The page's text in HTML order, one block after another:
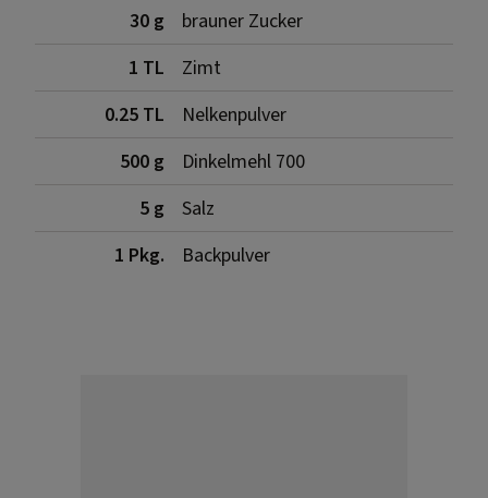
30 g
brauner Zucker
1 TL
Zimt
0.25 TL
Nelkenpulver
500 g
Dinkelmehl 700
5 g
Salz
1 Pkg.
Backpulver